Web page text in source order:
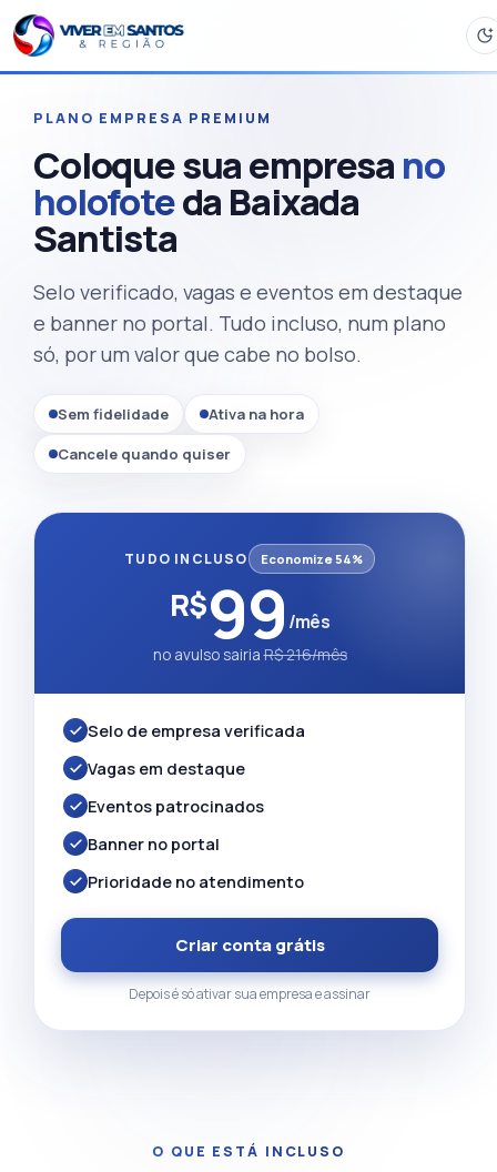
PLANO EMPRESA PREMIUM
Coloque sua empresa no
holofoteda Baixada
Santista
Selo verificado, vagas e eventos em destaque
e banner no portal. Tudo incluso, num plano
só, por um valor que cabe no bolso.
Sem fidelidade
Ativa na hora
Cancele quando quiser
TUDO INCLUSO Economize 54%
R$99 /mês
no avulso sairiaR$ 216/mês
Selo de empresa verificada
Vagas em destaque
Eventos patrocinados
Banner no portal
Prioridade no atendimento
Criar conta grátis
Depois é só ativar sua empresa e assinar
O QUE ESTÁ INCLUSO